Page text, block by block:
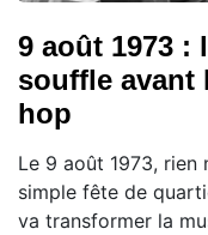
9 août 1973 :
souffle avant
hop
Le 9 août 1973, rien
simple fête de
va transformer la